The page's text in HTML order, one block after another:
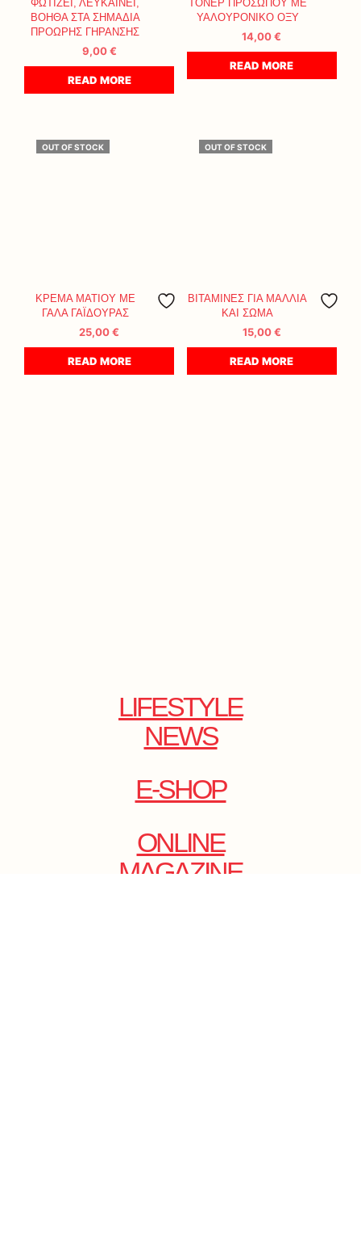
ΦΩΤΙΖΕΙ, ΛΕΥΚΑΙΝΕΙ,
ΒΟΗΘΑ ΣΤΑ ΣΗΜΑΔΙΑ
ΠΡΟΩΡΗΣ ΓΗΡΑΝΣΗΣ
9,00€
READ MORE
ΤΟΝΕΡ ΠΡΟΣΩΠΟΥ ΜΕ
ΥΑΛΟΥΡΟΝΙΚΟ ΟΞΥ
14,00€
READ MORE
OUT OF STOCK
ΚΡΕΜΑ ΜΑΤΙΟΥ ΜΕ
ΓΑΛΑ ΓΑΪΔΟΥΡΑΣ
25,00€
READ MORE
OUT OF STOCK
ΒΙΤΑΜΙΝΕΣ ΓΙΑ ΜΑΛΛΙΑ
ΚΑΙ ΣΩΜΑ
15,00€
READ MORE
LIFESTYLE
NEWS
E-SHOP
ONLINE
MAGAZINE